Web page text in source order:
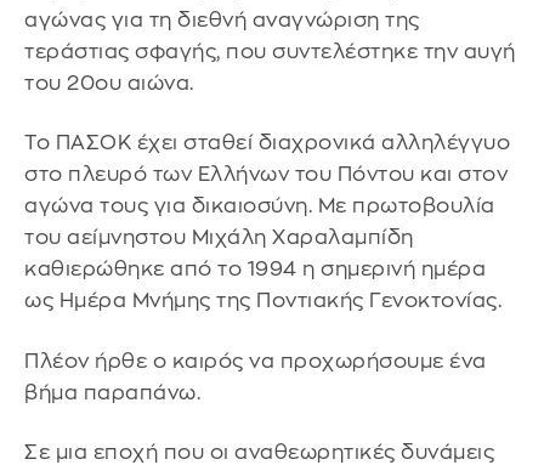
αγώνας για τη διεθνή αναγνώριση της
τεράστιας σφαγής, που συντελέστηκε την αυγή
του 20ου αιώνα.
Το ΠΑΣΟΚ έχει σταθεί διαχρονικά αλληλέγγυο
στο πλευρό των Ελλήνων του Πόντου και στον
αγώνα τους για δικαιοσύνη. Με πρωτοβουλία
του αείμνηστου Μιχάλη Χαραλαμπίδη
καθιερώθηκε από το 1994 η σημερινή ημέρα
ως Ημέρα Μνήμης της Ποντιακής Γενοκτονίας.
Πλέον ήρθε ο καιρός να προχωρήσουμε ένα
βήμα παραπάνω.
Σε μια εποχή που οι αναθεωρητικές δυνάμεις